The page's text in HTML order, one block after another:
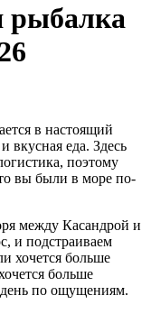
рыбалка
в настоящий
вкусная еда. Здесь
поэтому
вы были в море по-
между Касандрой и
и подстраиваем
хочется больше
больше
по ощущениям.